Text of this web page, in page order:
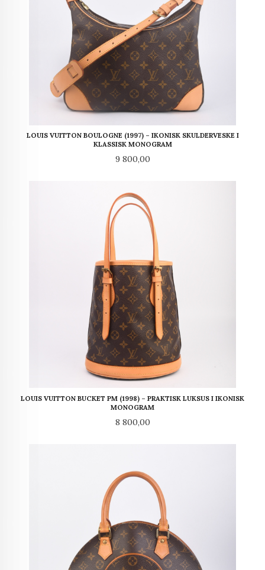
LOUIS VUITTON BOULOGNE (1997) – IKONISK SKULDERVESKE I
KLASSISK MONOGRAM
Pris
9 800,00
LOUIS VUITTON BUCKET PM (1998) – PRAKTISK LUKSUS I IKONISK
MONOGRAM
Pris
8 800,00